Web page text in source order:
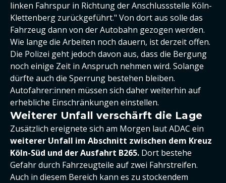
linken Fahrspur in Richtung der Anschlussstelle Köln-
Klettenberg zurückgeführt." Von dort aus solle das
Fahrzeug dann von der Autobahn gezogen werden.
Wie lange die Arbeiten noch dauern, ist derzeit offen.
Die Polizei geht jedoch davon aus, dass die Bergung
noch einige Zeit in Anspruch nehmen wird. Solange
dürfte auch die Sperrung bestehen bleiben.
Autofahrer:innen müssen sich daher weiterhin auf
erhebliche Einschränkungen einstellen.
Weiterer Unfall verschärft die Lage
Zusätzlich ereignete sich am Morgen laut ADAC ein
weiterer Unfall im Abschnitt zwischen dem Kreuz
Köln-Süd und der Ausfahrt B265. Dort bestehe
Gefahr durch Fahrzeugteile auf zwei Fahrstreifen.
Auch in diesem Bereich kann es zu stockendem